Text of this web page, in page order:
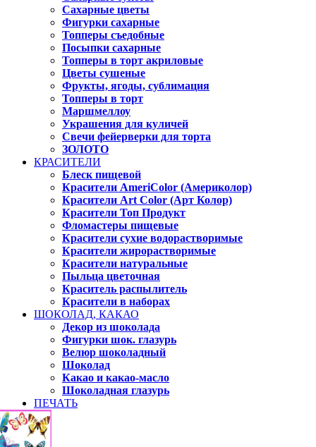
Сахарные цветы
Фигурки сахарные
Топперы съедобные
Посыпки сахарные
Топперы в торт акриловые
Цветы сушеные
Фрукты, ягоды, сублимация
Топперы в торт
Маршмеллоу
Украшения для куличей
Свечи фейерверки для торта
ЗОЛОТО
КРАСИТЕЛИ
Блеск пищевой
Красители AmeriColor (Америколор)
Красители Art Color (Арт Колор)
Красители Топ Продукт
Фломастеры пищевые
Красители сухие водорастворимые
Красители жирорастворимые
Красители натуральные
Пыльца цветочная
Краситель распылитель
Красители в наборах
ШОКОЛАД, КАКАО
Декор из шоколада
Фигурки шок. глазурь
Велюр шоколадный
Шоколад
Какао и какао-масло
Шоколадная глазурь
ПЕЧАТЬ